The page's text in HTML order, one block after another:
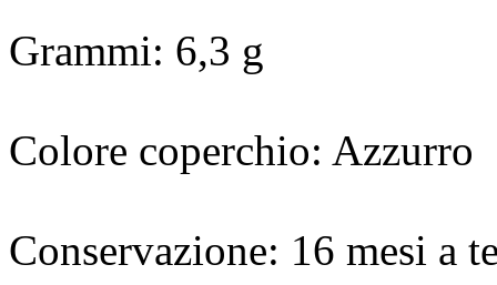
Grammi: 6,3 g
Colore coperchio: Azzurro
Conservazione: 16 mesi a